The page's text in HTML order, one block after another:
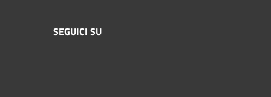
SEGUICI SU